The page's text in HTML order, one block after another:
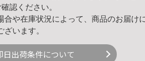
認ください。
や在庫状況によって、商品のお届け
います。
日出荷条件について